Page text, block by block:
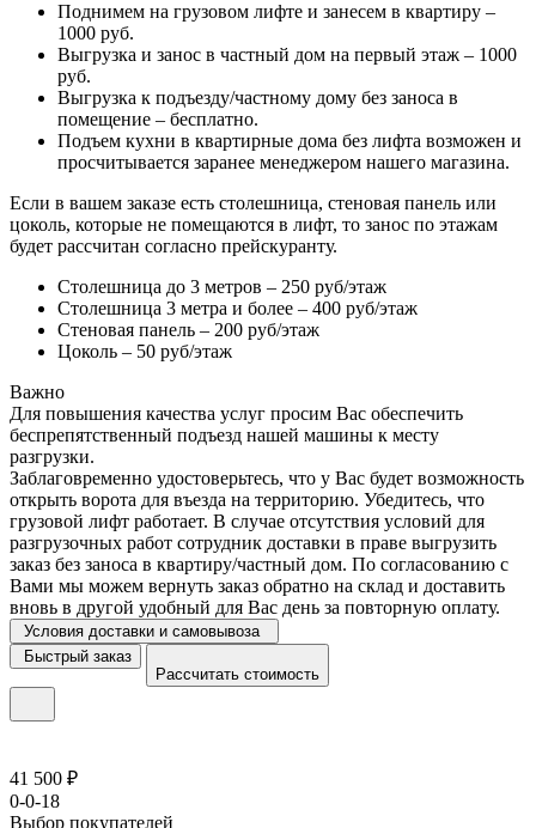
Поднимем на грузовом лифте и занесем в квартиру –
1000 руб.
Выгрузка и занос в частный дом на первый этаж – 1000
руб.
Выгрузка к подъезду/частному дому без заноса в
помещение – бесплатно.
Подъем кухни в квартирные дома без лифта возможен и
просчитывается заранее менеджером нашего магазина.
Если в вашем заказе есть столешница, стеновая панель или
цоколь, которые не помещаются в лифт, то занос по этажам
будет рассчитан согласно прейскуранту.
Столешница до 3 метров – 250 руб/этаж
Столешница 3 метра и более – 400 руб/этаж
Стеновая панель – 200 руб/этаж
Цоколь – 50 руб/этаж
Важно
Для повышения качества услуг просим Вас обеспечить
беспрепятственный подъезд нашей машины к месту
разгрузки.
Заблаговременно удостоверьтесь, что у Вас будет возможность
открыть ворота для въезда на территорию. Убедитесь, что
грузовой лифт работает. В случае отсутствия условий для
разгрузочных работ сотрудник доставки в праве выгрузить
заказ без заноса в квартиру/частный дом. По согласованию с
Вами мы можем вернуть заказ обратно на склад и доставить
вновь в другой удобный для Вас день за повторную оплату.
Условия доставки и самовывоза
Быстрый заказ
Рассчитать стоимость
41 500 ₽
0-0-18
Выбор покупателей